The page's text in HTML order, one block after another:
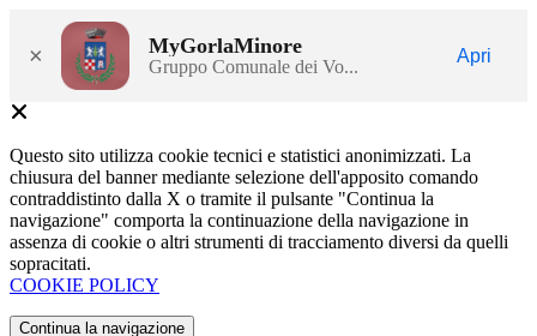
× MyGorlaMinore
Gruppo Comunale dei Vo...
Apri
Questo sito utilizza cookie tecnici e statistici anonimizzati. La
chiusura del banner mediante selezione dell'apposito comando
contraddistinto dalla X o tramite il pulsante "Continua la
navigazione" comporta la continuazione della navigazione in
assenza di cookie o altri strumenti di tracciamento diversi da quelli
sopracitati.
COOKIE POLICY
Continua la navigazione